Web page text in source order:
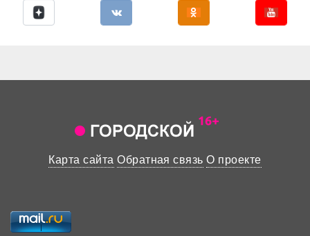
Карта сайта Обратная связь О проекте